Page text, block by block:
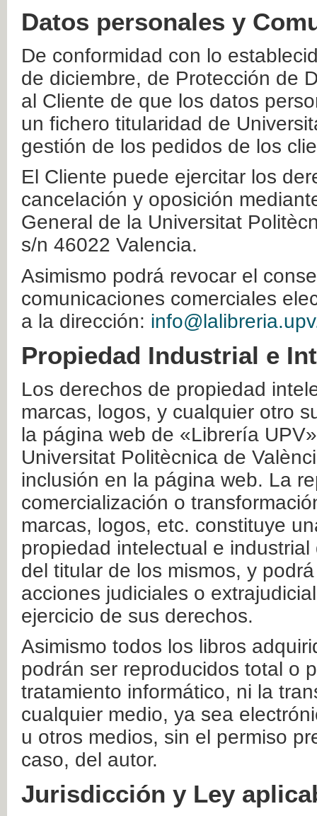
Datos personales y
De conformidad con lo
de diciembre, de Protección de
al Cliente de que los datos
un fichero titularidad de
gestión de los pedidos de los
El Cliente puede ejercitar los
cancelación y oposición
General de la Universitat
s/n 46022 Valencia.
Asimismo podrá revocar el
comunicaciones comerciales
a la dirección:
Propiedad Industrial e
Los derechos de propiedad
marcas, logos, y cualquier otro
la página web de «Librería
Universitat Politècnica de
inclusión en la página web. La
comercialización o
marcas, logos, etc. constituye
propiedad intelectual e
del titular de los mismos, y
acciones judiciales o
ejercicio de sus derechos.
Asimismo todos los libros
podrán ser reproducidos total o
tratamiento informático, ni la
cualquier medio, ya sea
u otros medios, sin el permiso
caso, del autor.
Jurisdicción y Ley